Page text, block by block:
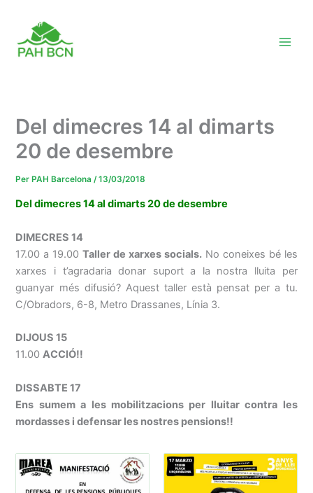
contingut
Del dimecres 14 al dimarts
20 de desembre
Per PAH Barcelona/13/03/2018
Del dimecres 14 al dimarts 20 de desembre
DIMECRES 14
17.00 a 19.00 Taller de xarxes socials.No coneixes bé les
xarxes i t’agradaria donar suport a la nostra lluita per
guanyar més difusió? Aquest taller està pensat per a tu.
C/Obradors, 6-8, Metro Drassanes, Línia 3.
DIJOUS 15
11.00ACCIÓ!!
DISSABTE 17
Ens sumem a les mobilitzacions per lluitar contra les
mordasses i defensar les nostres pensions!!